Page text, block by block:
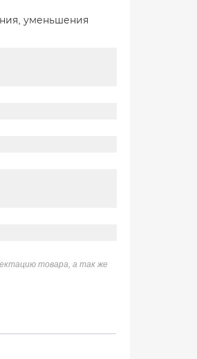
уменьшения
товара, а так же